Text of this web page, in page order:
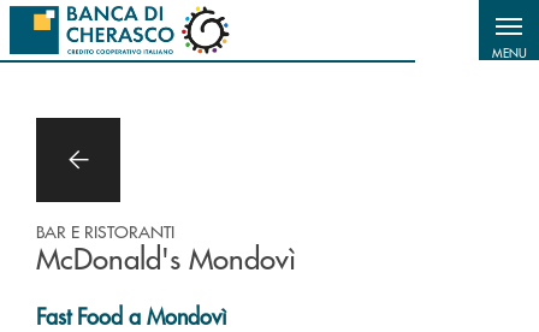
Salta al contenuto principale
MENU
BAR E RISTORANTI
McDonald's Mondovì
Fast Food a Mondovì